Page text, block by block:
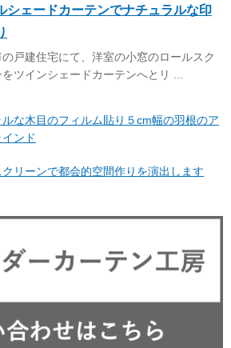
シェードカーテンでナチュラルな印
戸建住宅にて、洋室の小窓のロールスク
をツインシェードカーテンへとリ ...
な木目のフィルム貼り５cm幅の羽根のア
ンド
リーンで都会的空間作りを演出します